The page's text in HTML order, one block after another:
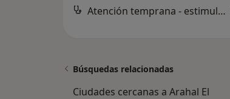
Atención temprana - estimulación
Búsquedas relacionadas
Ciudades cercanas a Arahal El